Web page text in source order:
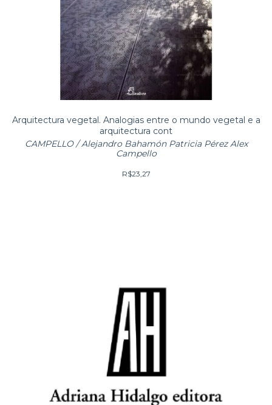
Arquitectura vegetal. Analogias entre o mundo vegetal e a
arquitectura cont
CAMPELLO / Alejandro Bahamón Patricia Pérez Alex
Campello
R$23,27